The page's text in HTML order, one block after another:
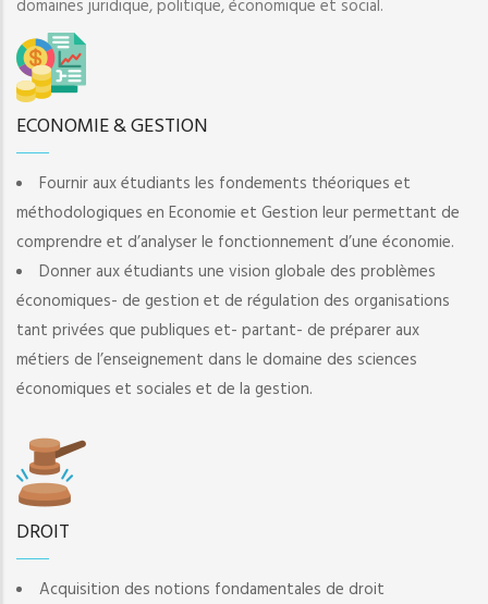
domaines juridique, politique, économique et social.
ECONOMIE & GESTION
Fournir aux étudiants les fondements théoriques et
méthodologiques en Economie et Gestion leur permettant de
comprendre et d’analyser le fonctionnement d’une économie.
Donner aux étudiants une vision globale des problèmes
économiques- de gestion et de régulation des organisations
tant privées que publiques et- partant- de préparer aux
métiers de l’enseignement dans le domaine des sciences
économiques et sociales et de la gestion.
DROIT
Acquisition des notions fondamentales de droit